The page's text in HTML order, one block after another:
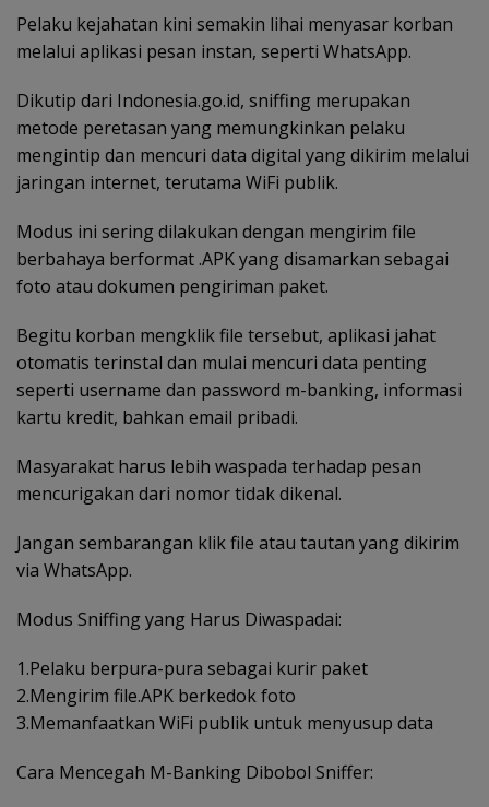
Pelaku kejahatan kini semakin lihai menyasar korban
melalui aplikasi pesan instan, seperti WhatsApp.
Dikutip dari Indonesia.go.id, sniffing merupakan
metode peretasan yang memungkinkan pelaku
mengintip dan mencuri data digital yang dikirim melalui
jaringan internet, terutama WiFi publik.
Modus ini sering dilakukan dengan mengirim file
berbahaya berformat .APK yang disamarkan sebagai
foto atau dokumen pengiriman paket.
Begitu korban mengklik file tersebut, aplikasi jahat
otomatis terinstal dan mulai mencuri data penting
seperti username dan password m-banking, informasi
kartu kredit, bahkan email pribadi.
Masyarakat harus lebih waspada terhadap pesan
mencurigakan dari nomor tidak dikenal.
Jangan sembarangan klik file atau tautan yang dikirim
via WhatsApp.
Modus Sniffing yang Harus Diwaspadai:
1.Pelaku berpura-pura sebagai kurir paket
2.Mengirim file.APK berkedok foto
3.Memanfaatkan WiFi publik untuk menyusup data
Cara Mencegah M-Banking Dibobol Sniffer: